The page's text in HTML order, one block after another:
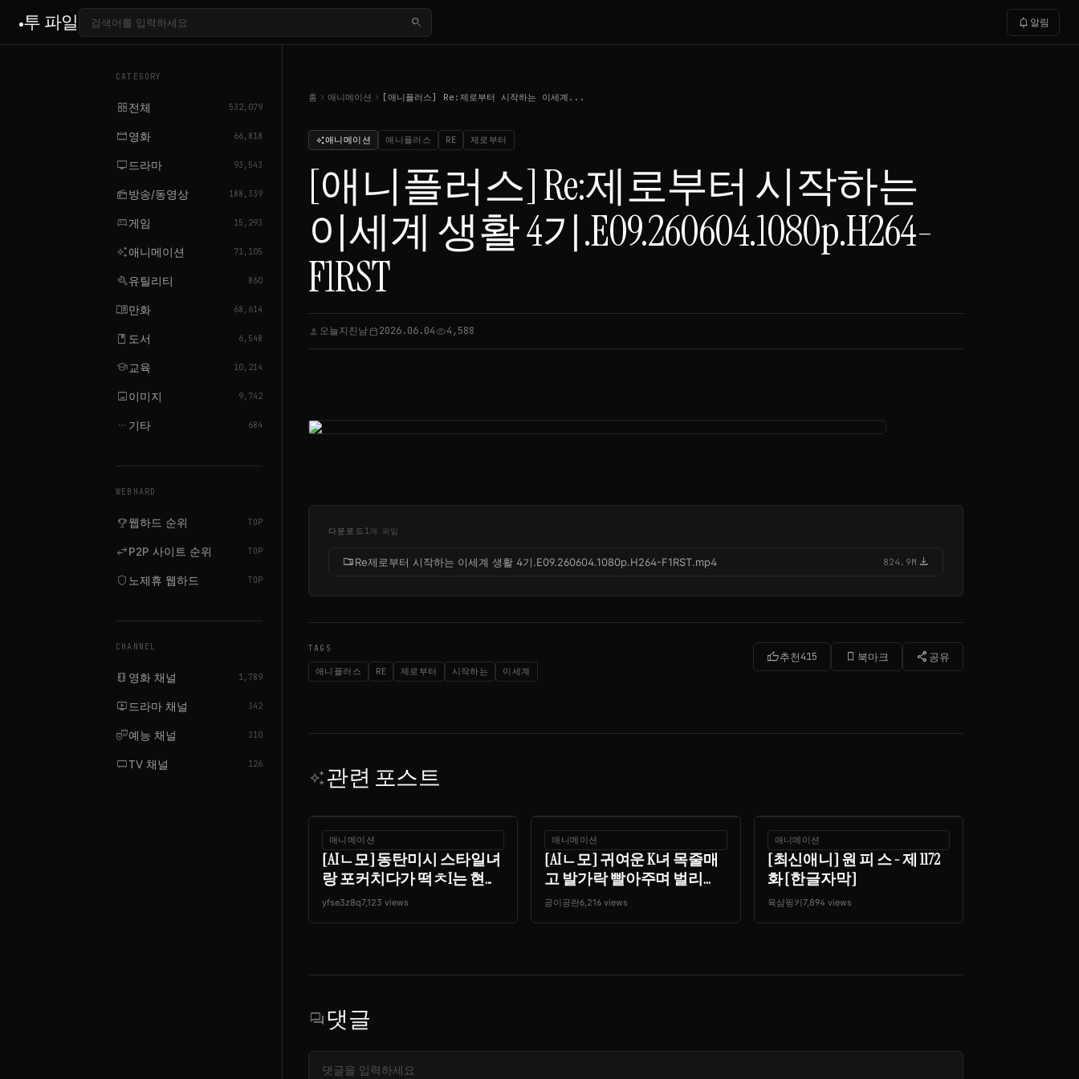
투 파일 search notifications 알림
CATEGORY
grid_view전체 532,079
movie영화 66,818
tv 드라마 93,543
radio방송/동영상 188,339
sports_esports게임 15,293
auto_awesome애니메이션 71,105
build유틸리티 860
menu_book만화 68,614
book 도서 6,548
school교육 10,214
image이미지 9,742
more_horiz 기타 684
WEBHARD
emoji_events웹하드 순위 TOP
swap_horizP2P 사이트 순위 TOP
shield 노제휴 웹하드 TOP
CHANNEL
local_movies 영화 채널 1,789
live_tv 드라마 채널 342
theater_comedy예능 채널 310
tv_genTV 채널 126
홈 chevron_right 애니메이션 chevron_right [애니플러스] Re:제로부터 시작하는 이세계...
auto_awesome애니메이션 애니플러스 RE 제로부터
[애니플러스] Re:제로부터 시작하는
이세계 생활 4기.E09.260604.1080p.H264-
F1RST
person 오늘지진남calendar_today2026.06.04visibility4,588
다운로드 1개 파일
folder_zipRe제로부터 시작하는 이세계 생활 4기.E09.260604.1080p.H264-F1RST.mp4 824.9M download
TAGS
애니플러스 RE 제로부터 시작하는 이세계
thumb_up추천415 bookmark_border 북마크 share 공유
auto_awesome관련 포스트
애니메이션
[AIㄴ모] 동탄미시 스타일녀
랑 포커치다가 떡ㅊI는 현...
yfse3z8q7,123 views
애니메이션
[AIㄴ모] 귀여운 K녀 목줄매
고 발가락 빨아주며 벌리...
공이공란6,216 views
애니메이션
[최신애니] 원 피 스 - 제 1172
화 [한글자막]
육삼핑키7,894 views
forum댓글